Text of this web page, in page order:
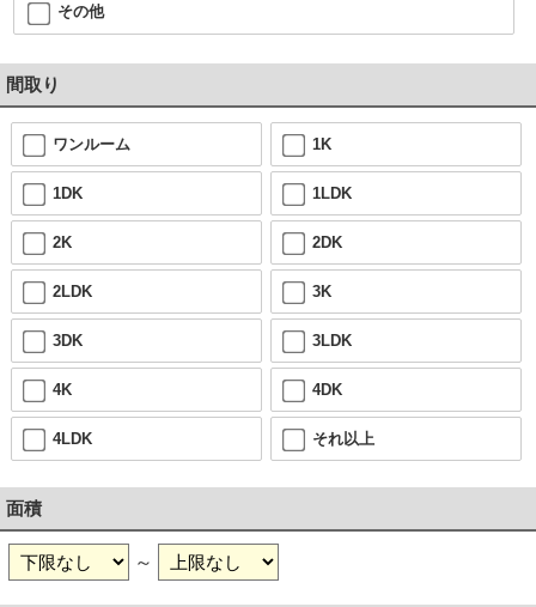
その他
間取り
ワンルーム 1K
1DK 1LDK
2K 2DK
2LDK 3K
3DK 3LDK
4K 4DK
4LDK それ以上
面積
～